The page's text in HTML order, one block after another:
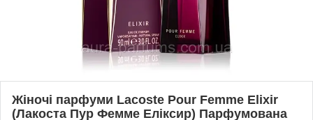
Жіночі парфуми Lacoste Pour Femme Elixir
(Лакоста Пур Фемме Еліксир) Парфумована